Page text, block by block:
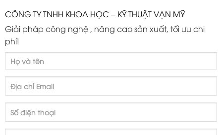
CÔNG TY TNHH KHOA HỌC – KỸ THUẬT VẠN MỸ
Giải pháp công nghệ , nâng cao sản xuất, tối ưu chi
phí!